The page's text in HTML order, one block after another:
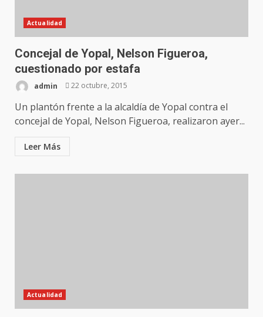
Actualidad
Concejal de Yopal, Nelson Figueroa,
cuestionado por estafa
admin 22 octubre, 2015
Un plantón frente a la alcaldía de Yopal contra el
concejal de Yopal, Nelson Figueroa, realizaron ayer...
Leer Más
Actualidad